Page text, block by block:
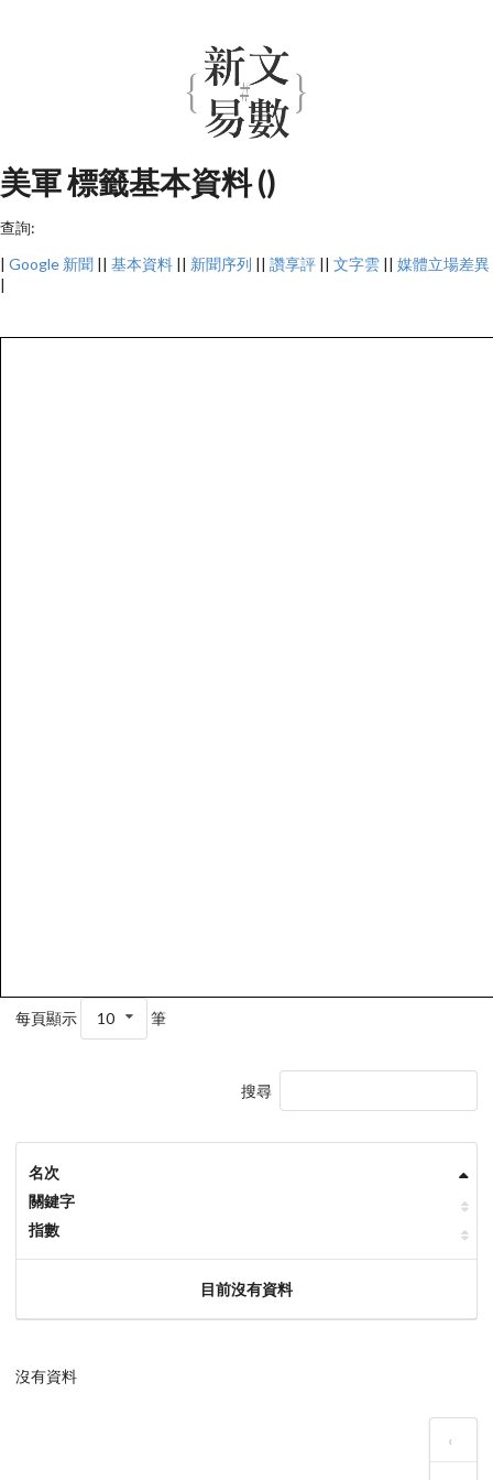
美軍 標籤基本資料 ()
查詢:
| Google 新聞 || 基本資料 || 新聞序列 || 讚享評 || 文字雲 || 媒體立場差異
|
每頁顯示 10 筆
搜尋
名次
關鍵字
指數
目前沒有資料
沒有資料
‹